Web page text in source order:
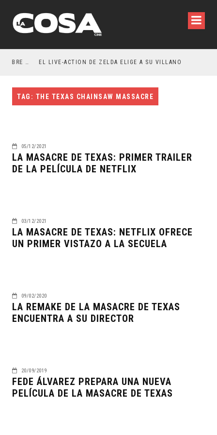
RESEÑA LA INVITACIÓN: OLIVIA WILDE REFLEXIONA SOBRE LA VIDA CONYUGAL EL LIVE-ACTION DE ZELDA ELIGE A SU VILLANO
TAG: THE TEXAS CHAINSAW MASSACRE
05/12/2021
LA MASACRE DE TEXAS: PRIMER TRAILER
DE LA PELÍCULA DE NETFLIX
03/12/2021
LA MASACRE DE TEXAS: NETFLIX OFRECE
UN PRIMER VISTAZO A LA SECUELA
09/02/2020
LA REMAKE DE LA MASACRE DE TEXAS
ENCUENTRA A SU DIRECTOR
20/09/2019
FEDE ÁLVAREZ PREPARA UNA NUEVA
PELÍCULA DE LA MASACRE DE TEXAS